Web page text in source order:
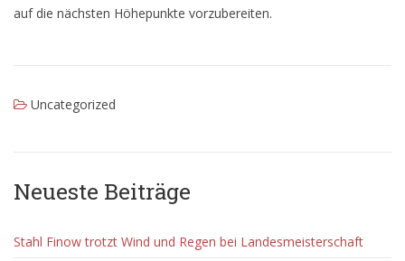
auf die nächsten Höhepunkte vorzubereiten.
Uncategorized
Neueste Beiträge
Stahl Finow trotzt Wind und Regen bei Landesmeisterschaft